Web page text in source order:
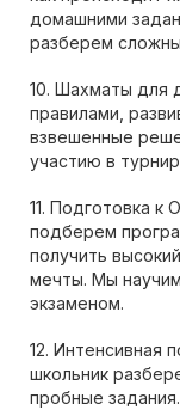
домашними
разберем
10. Шахматы для
правилами,
взвешенные
участию в
11. Подготовка
подберем
получить
мечты. Мы
экзаменом.
12. Интенсивная
школьник
пробные